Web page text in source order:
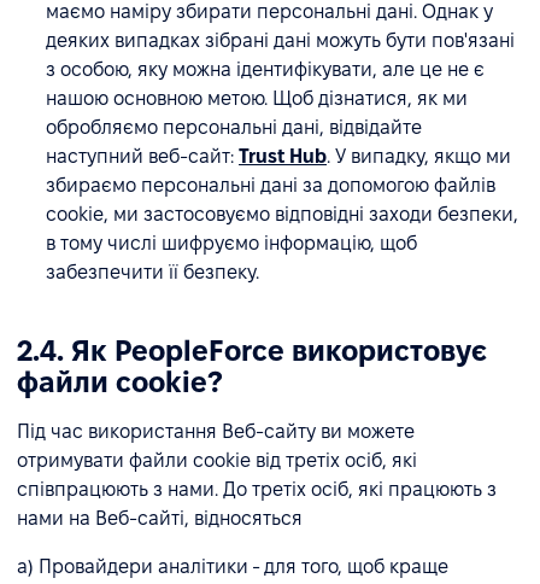
маємо наміру збирати персональні дані. Однак у
деяких випадках зібрані дані можуть бути пов'язані
з особою, яку можна ідентифікувати, але це не є
нашою основною метою. Щоб дізнатися, як ми
обробляємо персональні дані, відвідайте
наступний веб-сайт: Trust Hub. У випадку, якщо ми
збираємо персональні дані за допомогою файлів
cookie, ми застосовуємо відповідні заходи безпеки,
в тому числі шифруємо інформацію, щоб
забезпечити її безпеку.
2.4. Як PeopleForce використовує
файли cookie?
Під час використання Веб-сайту ви можете
отримувати файли cookie від третіх осіб, які
співпрацюють з нами. До третіх осіб, які працюють з
нами на Веб-сайті, відносяться
a) Провайдери аналітики - для того, щоб краще